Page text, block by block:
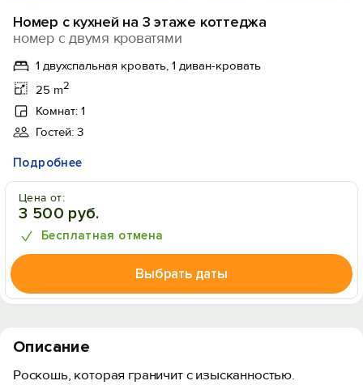
Номер с кухней на 3 этаже коттеджа
номер с двумя кроватями
1 двухспальная кровать, 1 диван-кровать
25 m2
Комнат: 1
Гостей: 3
Подробнее
Цена от:
3 500 руб.
Бесплатная отмена
Выбрать даты
Описание
Роскошь, которая граничит с изысканностью.